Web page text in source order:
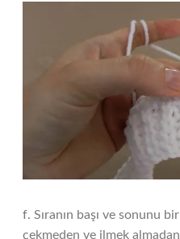
f. Sıranın başı ve sonunu
çekmeden ve ilmek almadan